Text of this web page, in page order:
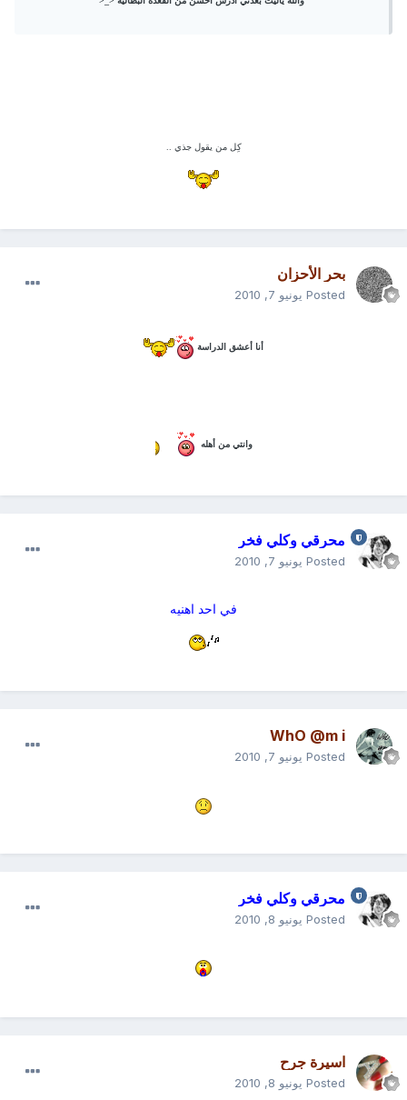
كِل من يقول جذي ..
بحر الأحزان
Posted يونيو 7, 2010
أنا أعشق الدراسة
وانتي من أهله
محرقي وكلي فخر
Posted يونيو 7, 2010
في احد اهنيه
WhO @m i
Posted يونيو 7, 2010
محرقي وكلي فخر
Posted يونيو 8, 2010
اسيرة جرح
Posted يونيو 8, 2010